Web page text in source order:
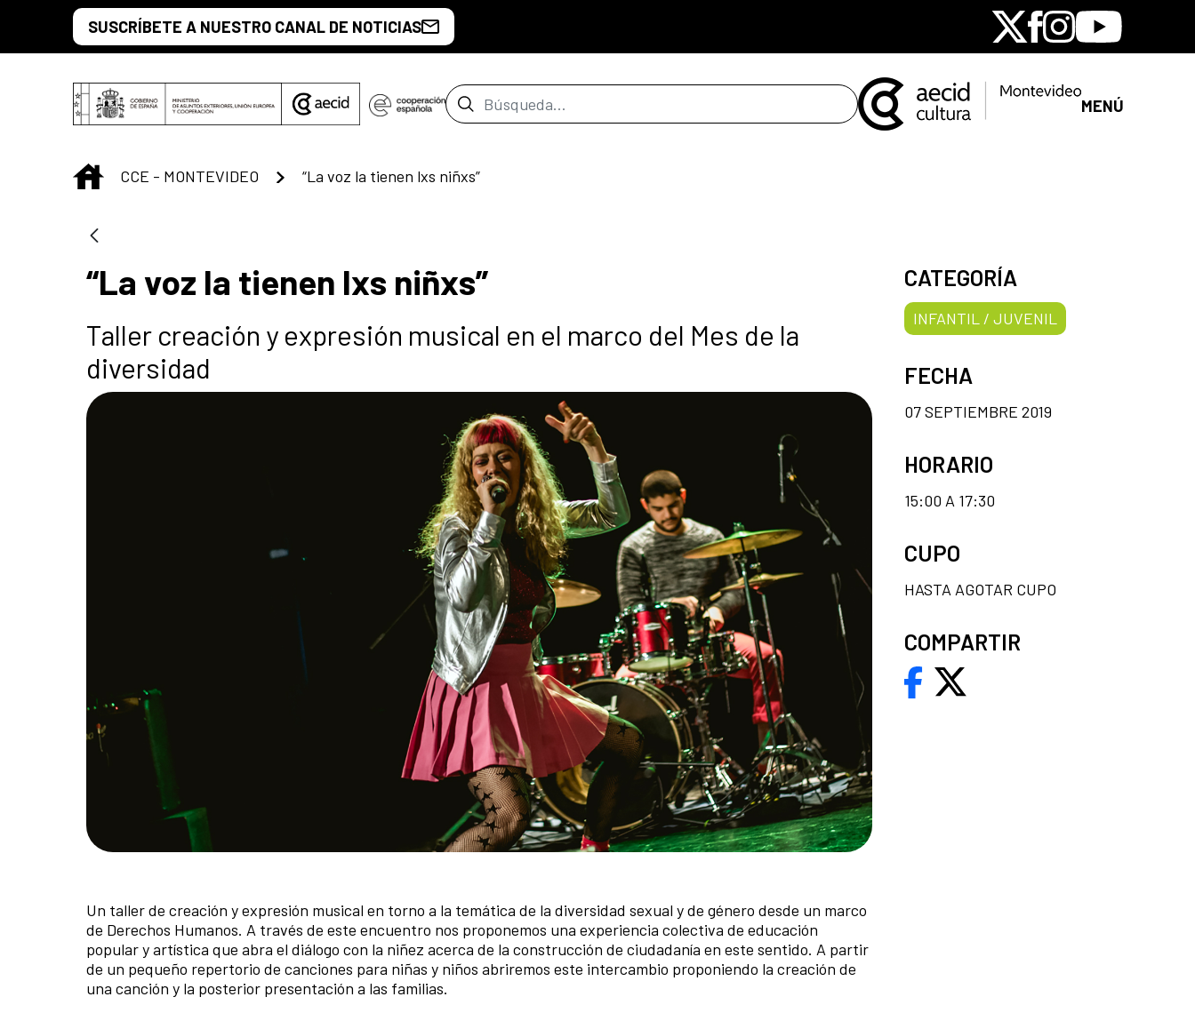
Saltar al contenido principal
SUSCRÍBETE A NUESTRO CANAL DE NOTICIAS X Facebook
Instagram
Youtube
Barra de búsqueda MENÚ
INICIO
CCE - MONTEVIDEO “La voz la tienen lxs niñxs”
“La voz la tienen lxs niñxs”
Taller creación y expresión musical en el marco del Mes de la
diversidad
Un taller de creación y expresión musical en torno a la temática de la diversidad sexual y de género desde un marco
de Derechos Humanos. A través de este encuentro nos proponemos una experiencia colectiva de educación
popular y artística que abra el diálogo con la niñez acerca de la construcción de ciudadanía en este sentido. A partir
de un pequeño repertorio de canciones para niñas y niños abriremos este intercambio proponiendo la creación de
una canción y la posterior presentación a las familias.
CATEGORÍA
INFANTIL / JUVENIL
FECHA
07 SEPTIEMBRE 2019
HORARIO
15:00 A 17:30
CUPO
HASTA AGOTAR CUPO
COMPARTIR